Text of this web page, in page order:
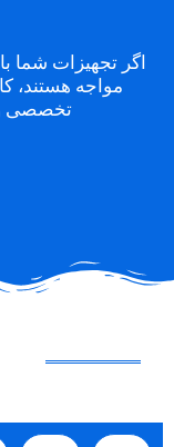
اگر تجهیزات شما
مواجه هستند،
تخصصی و